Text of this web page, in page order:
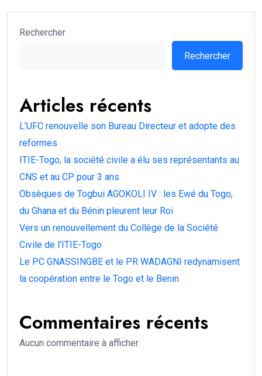
Rechercher
Rechercher
Articles récents
L’UFC renouvelle son Bureau Directeur et adopte des
reformes
ITIE-Togo, la société civile a élu ses représentants au
CNS et au CP pour 3 ans
Obsèques de Togbui AGOKOLI IV : les Ewé du Togo,
du Ghana et du Bénin pleurent leur Roi
Vers un renouvellement du Collège de la Société
Civile de l’ITIE-Togo
Le PC GNASSINGBE et le PR WADAGNI redynamisent
la coopération entre le Togo et le Benin
Commentaires récents
Aucun commentaire à afficher.